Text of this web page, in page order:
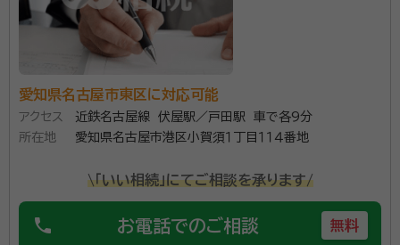
愛知県名古屋市東区に対応可能
アクセス
近鉄名古屋線 伏屋駅／戸田駅 車で各9分
所在地
愛知県名古屋市港区小賀須１丁目１１４番地
\「いい相続」にてご相談を承ります/
phone お電話でのご相談 無料